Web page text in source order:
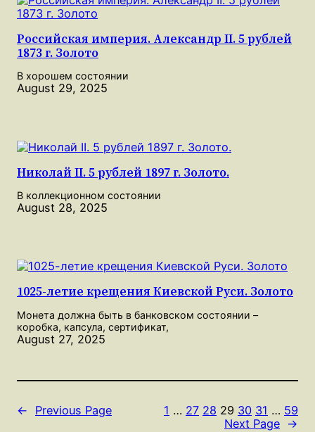
Российская империя. Александр II. 5 рублей
1873 г. Золото
В хорошем состоянии
August 29, 2025
Николай II. 5 рублей 1897 г. Золото.
В коллекционном состоянии
August 28, 2025
1025-летие крещения Киевской Руси. Золото
Монета должна быть в банковском состоянии –
коробка, капсула, сертификат,
August 27, 2025
← Previous Page 1 … 27 28 29 30 31 … 59
Next Page →